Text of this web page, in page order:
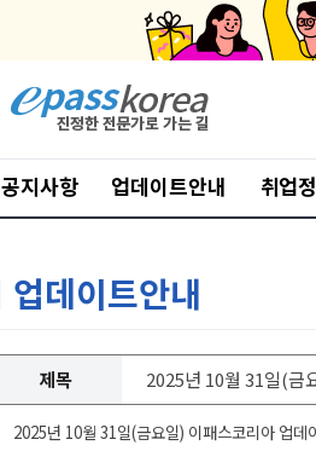
공지사항 업데이트안내 취업
업데이트안내
제목 2025년 10월 31일(금
2025년 10월 31일(금요일) 이패스코리아 업데